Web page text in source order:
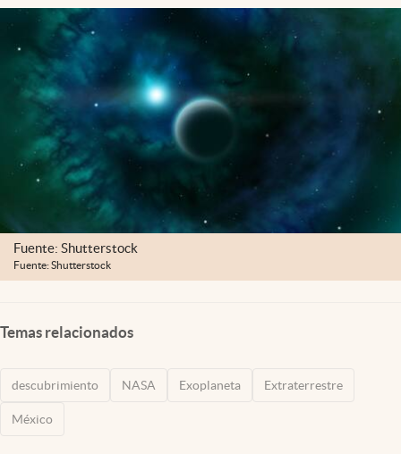
Espiritualidad
abre en nueva pestaña
México
Fuente: Shutterstock
Fuente: Shutterstock
Temas relacionados
descubrimiento NASA Exoplaneta Extraterrestre
México